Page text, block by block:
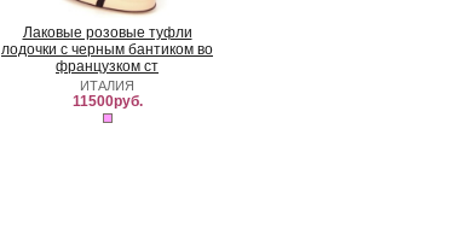
Лаковые розовые туфли
лодочки с черным бантиком во
французком ст
ИТАЛИЯ
11500руб.